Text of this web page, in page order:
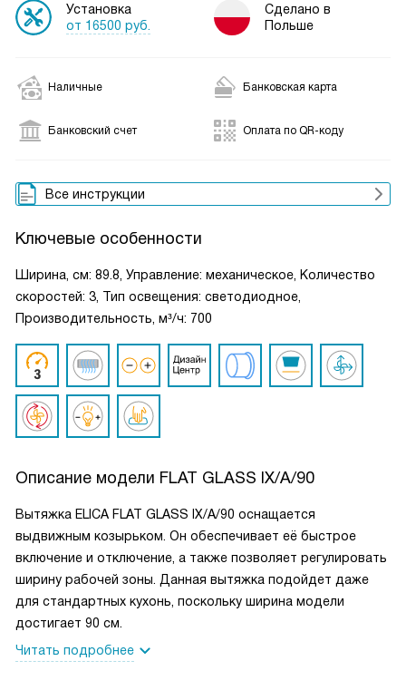
Установка
от 16500 руб.
Сделано в
Польше
Наличные Банковская карта
Банковский счет Оплата по QR-коду
Все инструкции
Ключевые особенности
Ширина, см: 89.8, Управление: механическое, Количество
скоростей: 3, Тип освещения: светодиодное,
Производительность, м³/ч: 700
Описание модели FLAT GLASS IX/A/90
Вытяжка ELICA FLAT GLASS IX/A/90 оснащается
выдвижным козырьком. Он обеспечивает её быстрое
включение и отключение, а также позволяет регулировать
ширину рабочей зоны. Данная вытяжка подойдет даже
для стандартных кухонь, поскольку ширина модели
достигает 90 см.
Читать подробнее